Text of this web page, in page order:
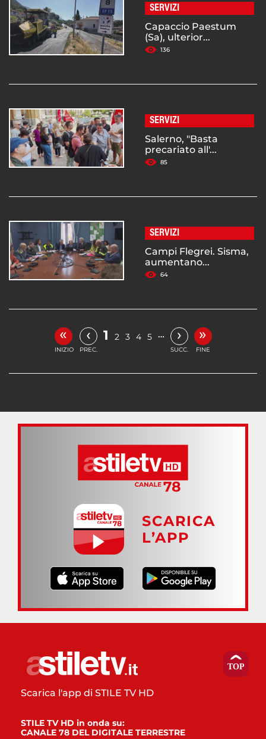
SERVIZI
Capaccio Paestum
(Sa), ulterior...
136
SERVIZI
Salerno, "Basta
precariato all'...
85
SERVIZI
Campi Flegrei. Sisma,
aumentano...
64
«
INIZIO
‹
PREC.
1 2 3 4 5 … ›
SUCC.
»
FINE
SCARICA
L’APP
Scarica l'app di STILE TV HD
STILE TV HD in onda su:
CANALE 78 DEL DIGITALE TERRESTRE